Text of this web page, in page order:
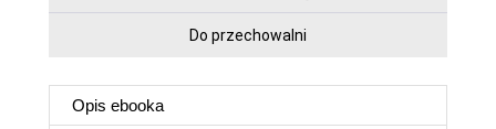
Do przechowalni
Opis ebooka